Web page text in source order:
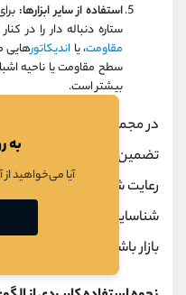
استفاده از سایر ابزارها:
ستاره دنباله دار را در
مقاومت، یا اندیکاتور
سطح مقاومت یا ناحیه
بیشتر است.
در مجموع باید بگوییم که،
تضمین‌ کننده موفقیت در
رعایت شود، الگوی ذکر شده
شناسایی نقطه بازگشت
بازار باشد.
به
آیا می‌خواهید